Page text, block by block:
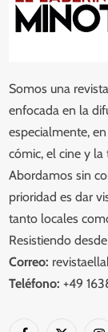
Somos una
enfocada en la
especialmente,
cómic, el cine y la
Abordamos sin
prioridad es dar
tanto locales
Resistiendo
Correo:
Teléfono: +49